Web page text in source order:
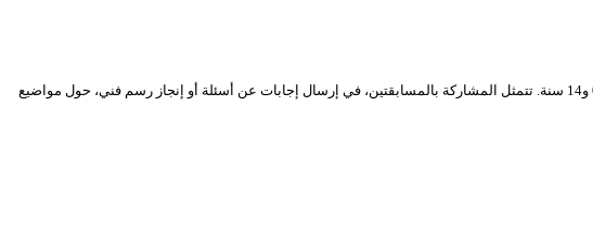
نظم المسرح الوطني الجزائري “محي الدين بشطارزي”، مسابقتين افتراضيتين، وجههما إلى جمهوره من الأطفال والفتيان الذين تتراوح أعمارهم بين 06 و14 سنة. تتمثل المشاركة بالمسابقتين، في إرسال إجابات عن أسئلة أو إنجاز رسم فني، حول مواضيع